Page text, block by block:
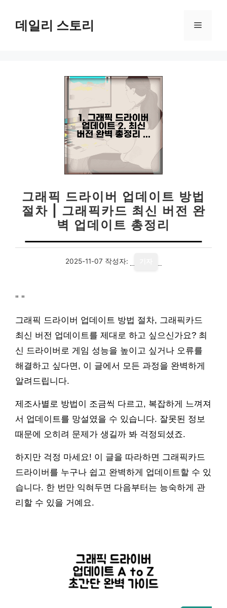
데일리 스토리 메
그래픽 드라이버 업데이트 방법
절차 | 그래픽카드 최신 버전 완
벽 업데이트 총정리
2025-11-07 작성자:
" "
그래픽 드라이버 업데이트 방법 절차, 그래픽카드
최신 버전 업데이트를 제대로 하고 싶으신가요? 최
신 드라이버로 게임 성능을 높이고 싶거나 오류를
해결하고 싶다면, 이 글에서 모든 과정을 완벽하게
알려드립니다.
제조사별로 방법이 조금씩 다르고, 복잡하게 느껴져
서 업데이트를 망설였을 수 있습니다. 잘못된 정보
때문에 오히려 문제가 생길까 봐 걱정되셨죠.
하지만 걱정 마세요! 이 글을 따라하면 그래픽카드
드라이버를 누구나 쉽고 완벽하게 업데이트할 수 있
습니다. 한 번만 익혀두면 다음부터는 능숙하게 관
리할 수 있을 거예요.